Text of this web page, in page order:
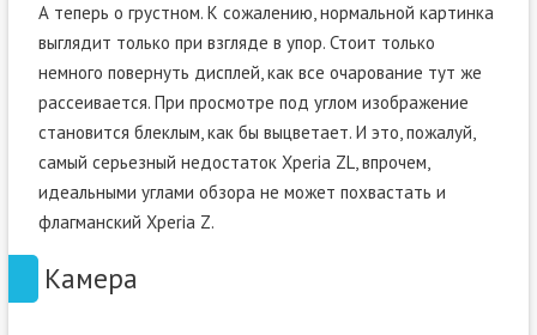
А теперь о грустном. К сожалению, нормальной картинка
выглядит только при взгляде в упор. Стоит только
немного повернуть дисплей, как все очарование тут же
рассеивается. При просмотре под углом изображение
становится блеклым, как бы выцветает. И это, пожалуй,
самый серьезный недостаток Xperia ZL, впрочем,
идеальными углами обзора не может похвастать и
флагманский Xperia Z.
Камера